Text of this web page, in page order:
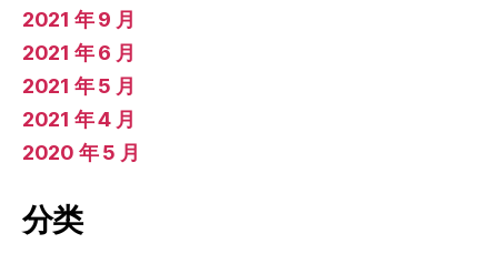
2021 年 9 月
2021 年 6 月
2021 年 5 月
2021 年 4 月
2020 年 5 月
分类